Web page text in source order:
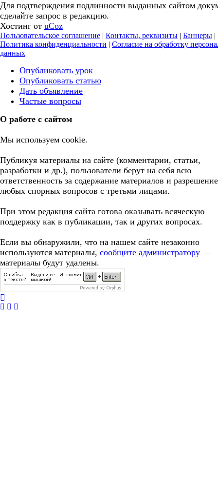
Для подтверждения подлинности выданных сайтом
сделайте запрос в редакцию.
Хостинг от uCoz
Пользовательское соглашение | Контакты, реквизиты | Баннеры |
Политика конфиденциальности | Согласие на обработку
данных
Опубликовать урок
Опубликовать статью
Дать объявление
Частые вопросы
О работе с сайтом
Мы используем cookie.
Публикуя материалы на сайте (комментарии, статьи,
разработки и др.), пользователи берут на себя всю
ответственность за содержание материалов и разрешение
любых спорных вопросов с третьми лицами.
При этом редакция сайта готова оказывать всяческую
поддержку как в публикации, так и других вопросах.
Если вы обнаружили, что на нашем сайте незаконно
используются материалы, сообщите администратору —
материалы будут удалены.